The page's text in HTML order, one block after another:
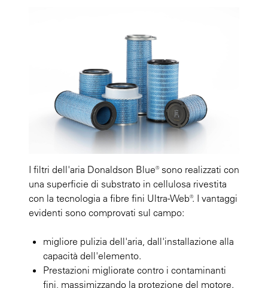
I filtri dell'aria Donaldson Blue® sono realizzati con
una superficie di substrato in cellulosa rivestita
con la tecnologia a fibre fini Ultra-Web®. I vantaggi
evidenti sono comprovati sul campo:
migliore pulizia dell'aria, dall'installazione alla
capacità dell'elemento.
Prestazioni migliorate contro i contaminanti
fini, massimizzando la protezione del motore.